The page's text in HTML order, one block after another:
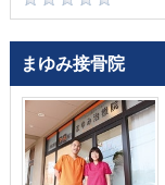
まゆみ接骨院